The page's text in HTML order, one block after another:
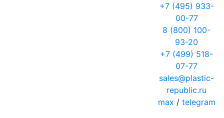
+7 (495) 933-
00-77
8 (800) 100-
93-20
+7 (499) 518-
07-77
sales@plastic-
republic.ru
max / telegram